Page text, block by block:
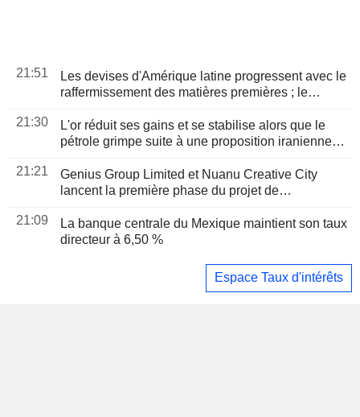
21:51
Les devises d'Amérique latine progressent avec le
raffermissement des matières premières ; le
21:30
L'or réduit ses gains et se stabilise alors que le
pétrole grimpe suite à une proposition iranienne
d'Ormuz
21:21
Genius Group Limited et Nuanu Creative City
lancent la première phase du projet de
14 millions de dollars
21:09
La banque centrale du Mexique maintient son taux
directeur à 6,50 %
Espace Taux d'intérêts